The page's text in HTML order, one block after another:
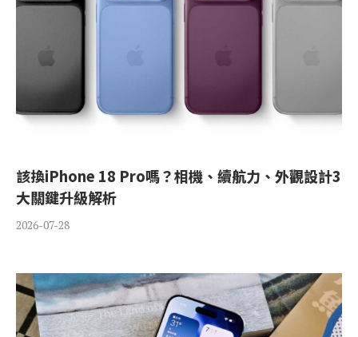
該換iPhone 18 Pro嗎？相機、續航力、外觀設計3
大關鍵升級解析
2026-07-28